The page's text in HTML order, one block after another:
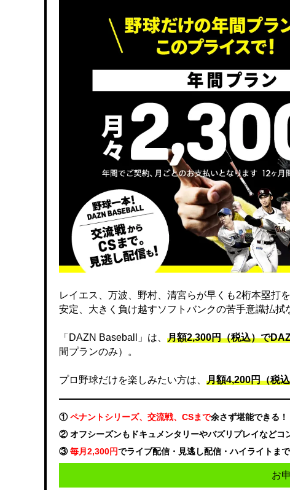
レイエス、万波、野村、清宮らが早くも2桁本塁打
安定、大きく負け越すソフトバンクの苦手意識払拭
「DAZN Baseball」は、 月額2,300円（税込）で
間プランのみ）。
プロ野球だけを楽しみたい方は、 月額4,200円（税
①ペナントシリーズ、交流戦、CSまで余さず堪能できる！
② オフシーズンもドキュメンタリーやバズリプレイなどコ
③毎月2,300円でライブ配信・見逃し配信・ハイライトまで
お